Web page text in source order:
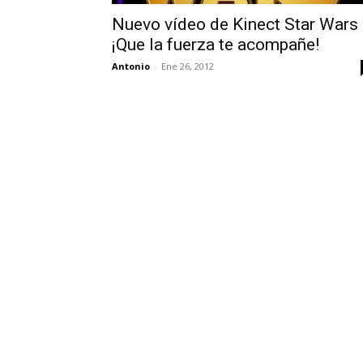
Nuevo vídeo de Kinect Star Wars
¡Que la fuerza te acompañe!
Antonio - Ene 26, 2012